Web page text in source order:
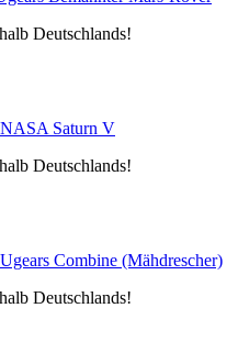
Deutschlands!
Saturn V
Deutschlands!
Ugears Combine (Mähdrescher)
Deutschlands!